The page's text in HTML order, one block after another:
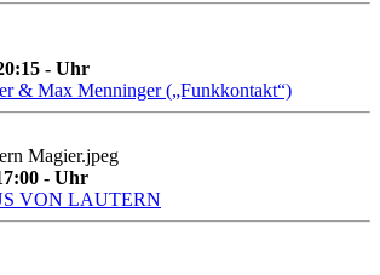
- Uhr
& Max Menninger („Funkkontakt“)
- Uhr
VON LAUTERN